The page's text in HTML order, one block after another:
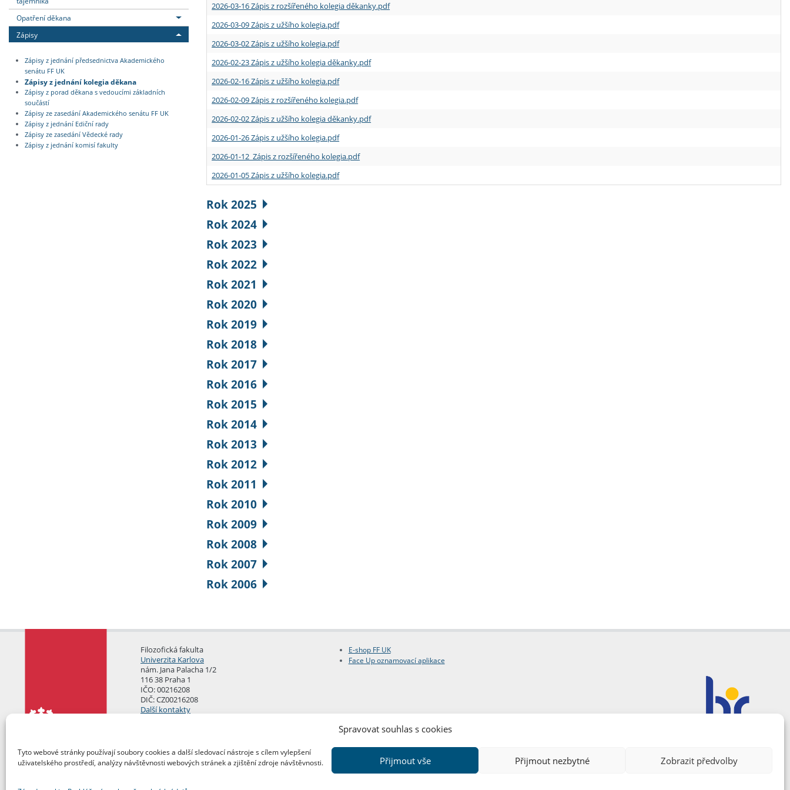
Spravovat souhlas s cookies
Tyto webové stránky používají soubory cookies a další sledovací nástroje s cílem vylepšení
uživatelského prostředí, analýzy návštěvnosti webových stránek a zjištění zdroje návštěvnosti.
Přijmout vše Přijmout nezbytné Zobrazit předvolby
Opatření děkana
Zápisy
Zápisy z jednání předsednictva Akademického
senátu FF UK
Zápisy z jednání kolegia děkana
Zápisy z porad děkana s vedoucími základních
součástí
Zápisy ze zasedání Akademického senátu FF UK
Zápisy z jednání Ediční rady
Zápisy ze zasedání Vědecké rady
Zápisy z jednání komisí fakulty
2026-03-16 Zápis z rozšířeného kolegia děkanky.pdf
2026-03-09 Zápis z užšího kolegia.pdf
2026-03-02 Zápis z užšího kolegia.pdf
2026-02-23 Zápis z užšího kolegia děkanky.pdf
2026-02-16 Zápis z užšího kolegia.pdf
2026-02-09 Zápis z rozšířeného kolegia.pdf
2026-02-02 Zápis z užšího kolegia děkanky.pdf
2026-01-26 Zápis z užšího kolegia.pdf
2026-01-12 Zápis z rozšířeného kolegia.pdf
2026-01-05 Zápis z užšího kolegia.pdf
Rok 2025
Rok 2024
Rok 2023
Rok 2022
Rok 2021
Rok 2020
Rok 2019
Rok 2018
Rok 2017
Rok 2016
Rok 2015
Rok 2014
Rok 2013
Rok 2012
Rok 2011
Rok 2010
Rok 2009
Rok 2008
Rok 2007
Rok 2006
Filozofická fakulta
Univerzita Karlova
nám. Jana Palacha 1/2
116 38 Praha 1
IČO: 00216208
DIČ: CZ00216208
Další kontakty
E-shop FF UK
Face Up oznamovací aplikace